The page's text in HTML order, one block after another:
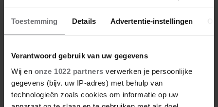
Toestemming Details Advertentie-instellingen
Verantwoord gebruik van uw gegevens
Wij en onze 1022 partners verwerken je persoonlijke
gegevens (bijv. uw IP-adres) met behulp van
technologieën zoals cookies om informatie op uw
8 juni 2025